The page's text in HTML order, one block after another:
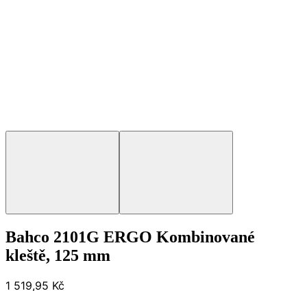
Bahco 2101G ERGO Kombinované
kleště, 125 mm
1 519,95 Kč